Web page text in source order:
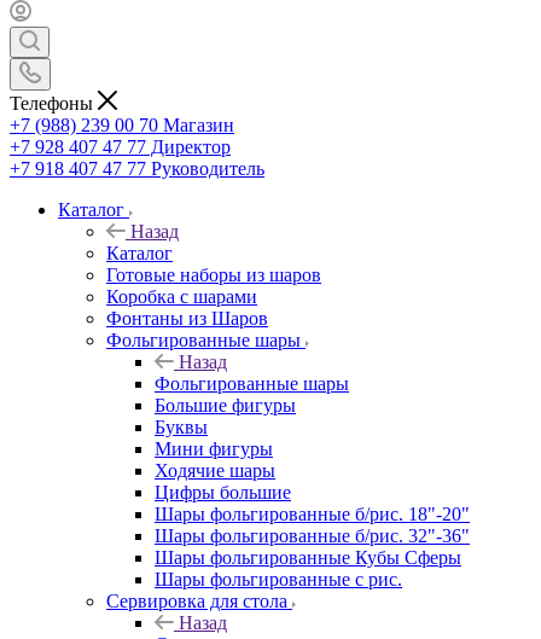
Телефоны
+7 (988) 239 00 70 Магазин
+7 928 407 47 77 Директор
+7 918 407 47 77 Руководитель
Каталог
Назад
Каталог
Готовые наборы из шаров
Коробка с шарами
Фонтаны из Шаров
Фольгированные шары
Назад
Фольгированные шары
Большие фигуры
Буквы
Мини фигуры
Ходячие шары
Цифры большие
Шары фольгированные б/рис. 18"-20"
Шары фольгированные б/рис. 32"-36"
Шары фольгированные Кубы Сферы
Шары фольгированные с рис.
Сервировка для стола
Назад